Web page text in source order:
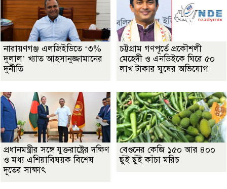
নারায়ণগঞ্জ এলজিইডিতে ‘৩%
দুলাল’ খ্যাত আহসানুজ্জামানের
দুর্নীতি
চট্টগ্রাম গণপূর্তে প্রকৌশলী
মেহেদী ও এনডিইকে ঘিরে ৫০
লাখ টাকার ঘুষের অভিযোগ
প্রধানমন্ত্রীর সঙ্গে যুক্তরাষ্ট্রের দক্ষিণ
ও মধ্য এশিয়াবিষয়ক বিশেষ
দূতের সাক্ষাৎ
বেগুনের কেজি ১৫০ আর ৪০০
ছুঁই ছুঁই কাঁচা মরিচ